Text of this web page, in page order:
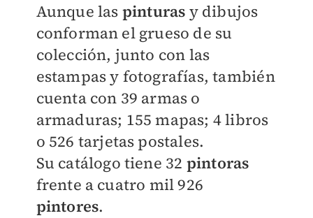
Aunque las pinturas y dibujos
conforman el grueso de su
colección, junto con las
estampas y fotografías, también
cuenta con 39 armas o
armaduras; 155 mapas; 4 libros
o 526 tarjetas postales.
Su catálogo tiene 32 pintoras
frente a cuatro mil 926
pintores.